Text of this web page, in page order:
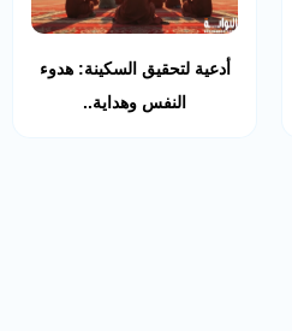
أدعية لتحقيق السكينة: هدوء
النفس وهداية..